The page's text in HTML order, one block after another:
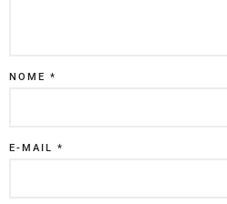
NOME *
E-MAIL *